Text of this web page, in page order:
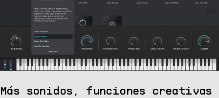
Más sonidos, funciones creativas